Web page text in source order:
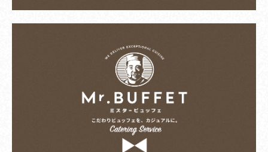
テキストテキストテキストテキスト テキストテ
ストテキストテキスト